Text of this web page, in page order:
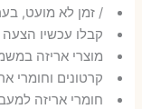
/ זמן לא מועט, בערך
קבלו עכשיו הצעה
מוצרי אריזה
קרטונים
חומרי אריזה